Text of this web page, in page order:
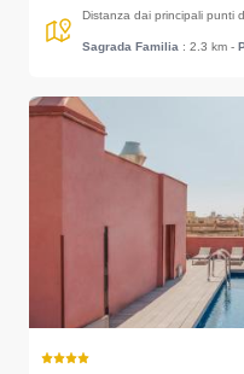
Distanza dai principali punti
Sagrada Familia : 2.3 km -